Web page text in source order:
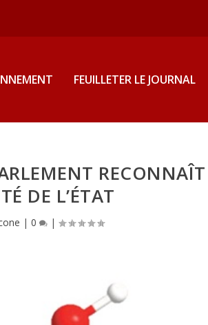
FEUILLETER LE JOURNAL
RECONNAÎT
DE L’ÉTAT
| 0 |